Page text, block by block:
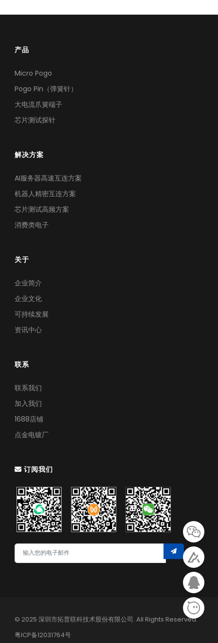
产品
Micro Pogo
Pogo Pin（弹簧针）
大电流爪簧端子
芯片测试探针
解决方案
AI服务器高速互连方案
机器人精密互连方案
芯片测试高频方案
消费类电子
关于
企业简介
企业文化
可持续发展
资讯中心
联系
联系我们
加入我们
1688店铺
点金电镀厂
订阅我们
© 2025 深圳市拓普联科技术股份有限公司. All Rights Reserved.
粤ICP备12031764号